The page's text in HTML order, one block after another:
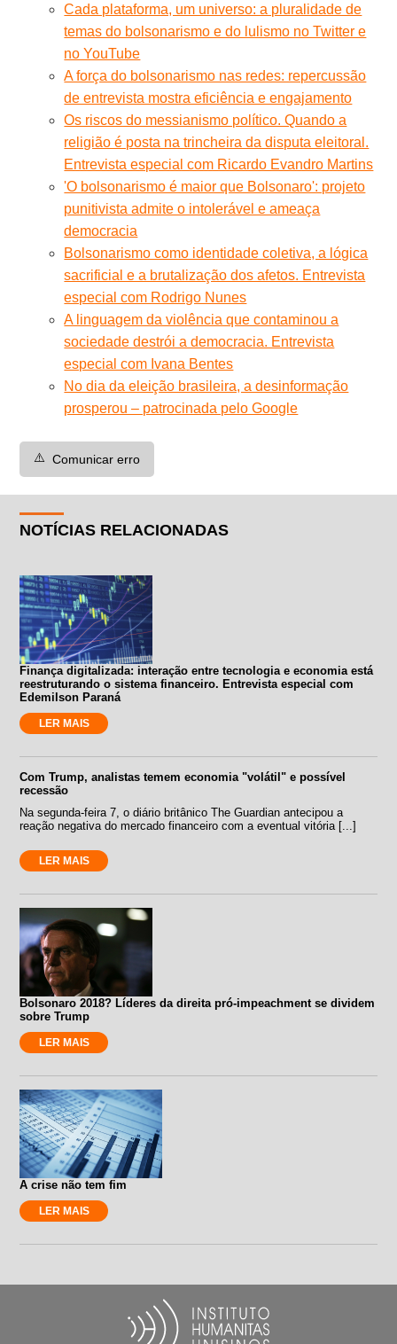
Cada plataforma, um universo: a pluralidade de
temas do bolsonarismo e do lulismo no Twitter e
no YouTube
A força do bolsonarismo nas redes: repercussão
de entrevista mostra eficiência e engajamento
Os riscos do messianismo político. Quando a
religião é posta na trincheira da disputa eleitoral.
Entrevista especial com Ricardo Evandro Martins
'O bolsonarismo é maior que Bolsonaro': projeto
punitivista admite o intolerável e ameaça
democracia
Bolsonarismo como identidade coletiva, a lógica
sacrificial e a brutalização dos afetos. Entrevista
especial com Rodrigo Nunes
A linguagem da violência que contaminou a
sociedade destrói a democracia. Entrevista
especial com Ivana Bentes
No dia da eleição brasileira, a desinformação
prosperou – patrocinada pelo Google
⚠️ Comunicar erro
NOTÍCIAS RELACIONADAS
Finança digitalizada: interação entre tecnologia e economia está
reestruturando o sistema financeiro. Entrevista especial com
Edemilson Paraná
LER MAIS
Com Trump, analistas temem economia "volátil" e possível
recessão
Na segunda-feira 7, o diário britânico The Guardian antecipou a
reação negativa do mercado financeiro com a eventual vitória [...]
LER MAIS
Bolsonaro 2018? Líderes da direita pró-impeachment se dividem
sobre Trump
LER MAIS
A crise não tem fim
LER MAIS